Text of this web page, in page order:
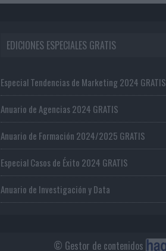
EDICIONES ESPECIALES GRATIS
Especial Tendencias de Marketing 2024 GRATIS
Anuario de Agencias 2024 GRATIS
Anuario de Formación 2024/2025 GRATIS
Especial Casos de Éxito 2024 GRATIS
Anuario de Investigación y Data
© Gestor de contenidos